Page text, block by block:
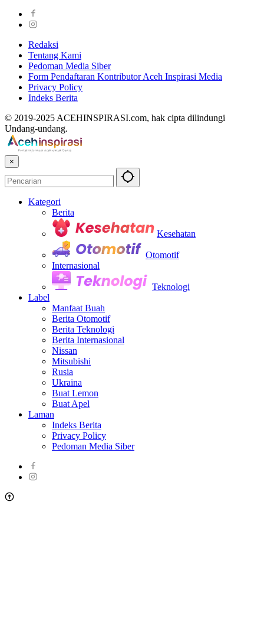
Redaksi
Tentang Kami
Pedoman Media Siber
Form Pendaftaran Kontributor Aceh Inspirasi Media
Privacy Policy
Indeks Berita
© 2019-2025 ACEHINSPIRASI.com, hak cipta dilindungi
Undang-undang.
×
Kategori
Berita
Kesehatan
Otomotif
Internasional
Teknologi
Label
Manfaat Buah
Berita Otomotif
Berita Teknologi
Berita Internasional
Nissan
Mitsubishi
Rusia
Ukraina
Buat Lemon
Buat Apel
Laman
Indeks Berita
Privacy Policy
Pedoman Media Siber